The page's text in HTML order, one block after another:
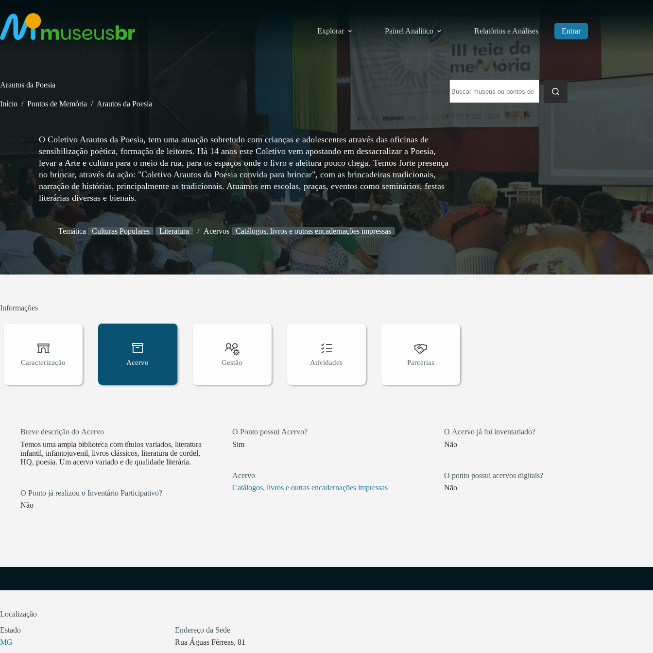
para
conteúdo
Explorar Painel Analítico Relatórios e Análises Entrar
resultados
Arautos da Poesia
Início / Pontos de Memória / Arautos da Poesia
O Coletivo Arautos da Poesia, tem uma atuação sobretudo com crianças e adolescentes através das oficinas de
sensibilização poética, formação de leitores. Há 14 anos este Coletivo vem apostando em dessacralizar a Poesia,
levar a Arte e cultura para o meio da rua, para os espaços onde o livro e aleitura pouco chega. Temos forte presença
no brincar, através da ação: "Coletivo Arautos da Poesia convida para brincar", com as brincadeiras tradicionais,
narração de histórias, principalmente as tradicionais. Atuamos em escolas, praças, eventos como seminários, festas
literárias diversas e bienais.
Temática Culturas Populares Literatura Acervos Catálogos, livros e outras encadernações impressas
Informações
Caracterização Acervo
Breve descrição do Acervo
Temos uma ampla biblioteca com títulos variados, literatura
infantil, infantojuvenil, livros clássicos, literatura de cordel,
HQ, poesia. Um acervo variado e de qualidade literária.
O Ponto já realizou o Inventário Participativo?
Não
O Ponto possui Acervo?
Sim
Acervo
Catálogos, livros e outras encadernações impressas
O Acervo já foi inventariado?
Não
O ponto possui acervos digitais?
Não
Gestão Atividades Parcerias
Localização
Estado
MG
Endereço da Sede
Rua Águas Férreas, 81